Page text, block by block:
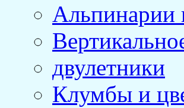
Альпинарии
двулетники
Клумбы и